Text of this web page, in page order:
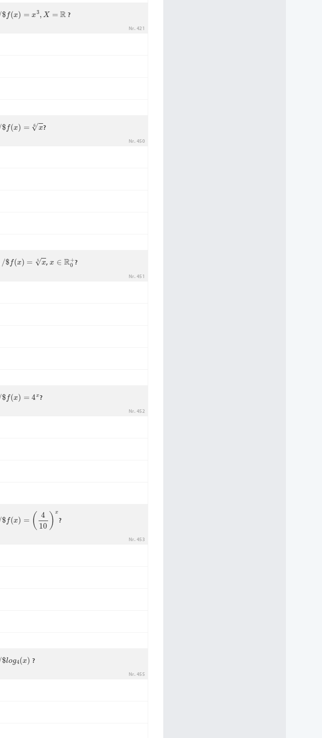
/$ (x = X =R ?
Nr. 421
/$ (x = ?
Nr. 450
/$ (x = , R0 + ?
Nr. 451
/$ (x = ?
Nr. 452
/$ (x = 10 )x ?
Nr. 453
/$lo 4 x) ?
Nr. 455